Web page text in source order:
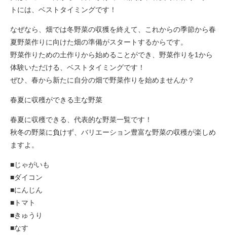
トには、ベストタイミングです！
なぜなら、畑では冬野菜の収獲を終えて、これからの季節から春
夏野菜作りに向けた畑の準備がスタートするからです。
野菜作りための土作りから始めることができ、野菜作りを1から
体験いただける、ベストタイミングです！
ぜひ、春から新たに自分の畑で野菜作りを始めませんか？
春夏に収穫ができる主な野菜
春夏に収穫できる、代表的な野菜一覧です！
秋冬の野菜に負けず、バリエーション豊富な野菜の収穫が楽しめ
ますよ。
■じゃがいも
■ダイコン
■にんじん
■トマト
■きゅうり
■なす